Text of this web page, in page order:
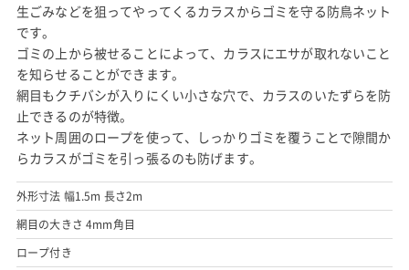
生ごみなどを狙ってやってくるカラスからゴミを守る防鳥ネット
です。
ゴミの上から被せることによって、カラスにエサが取れないこと
を知らせることができます。
網目もクチバシが入りにくい小さな穴で、カラスのいたずらを防
止できるのが特徴。
ネット周囲のロープを使って、しっかりゴミを覆うことで隙間か
らカラスがゴミを引っ張るのも防げます。
外形寸法 幅1.5m 長さ2m
網目の大きさ 4mm角目
ロープ付き